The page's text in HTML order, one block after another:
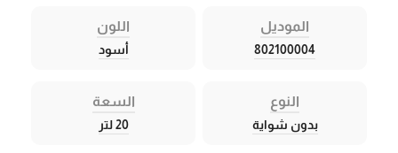
الموديل
802100004
اللون
أسود
النوع
بدون شواية
السعة
20 لتر